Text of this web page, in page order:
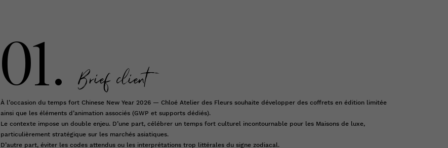
01. Brief client
À l’occasion du temps fort Chinese New Year 2026 — Chloé Atelier des Fleurs souhaite développer des coffrets en édition limitée
ainsi que les éléments d’animation associés (GWP et supports dédiés).
Le contexte impose un double enjeu. D’une part, célébrer un temps fort culturel incontournable pour les Maisons de luxe,
particulièrement stratégique sur les marchés asiatiques.
D’autre part, éviter les codes attendus ou les interprétations trop littérales du signe zodiacal.